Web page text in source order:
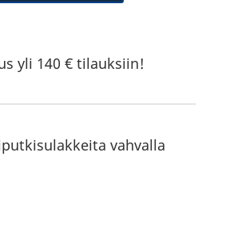
yli 140 € tilauksiin!
vahvalla